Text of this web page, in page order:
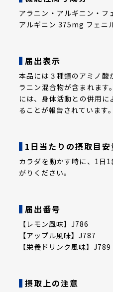
アラニン・アルギニン・
アルギニン 375mg フェニ
届出表示
本品には３種類のアミノ酸
ラニン混合物が含まれま
には、身体活動との併用
ることが報告されています。
1日当たりの摂取目安
カラダを動かす時に、1日1
がりください。
届出番号
【レモン風味】J786
【アップル風味】J787
【栄養ドリンク風味】J789
摂取上の注意